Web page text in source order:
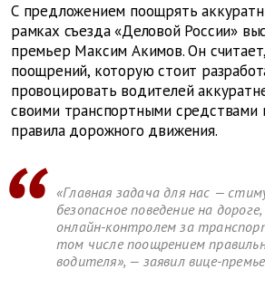
С предложением поощрять
рамках съезда «Деловой России»
премьер Максим Акимов. Он
поощрений, которую стоит
провоцировать водителей
своими транспортными средствами
правила дорожного движения.
«Главная задача для нас —
безопасное поведение на
онлайн-контролем за
том числе поощрением
водителя», — заявил вице-